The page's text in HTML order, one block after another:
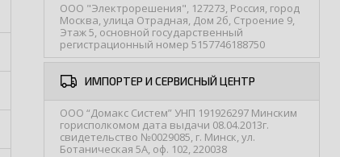
ООО "Электрорешения", 127273, Россия, город
Москва, улица Отрадная, Дом 2б, Строение 9,
Этаж 5, основной государственный
регистрационный номер 5157746188750
ИМПОРТЕР И СЕРВИСНЫЙ ЦЕНТР
ООО “Домакс Систем” УНП 191926297 Минским
горисполкомом дата выдачи 08.04.2013г.
свидетельство №0029085, г. Минск, ул.
Ботаническая 5А, оф. 102, 220038